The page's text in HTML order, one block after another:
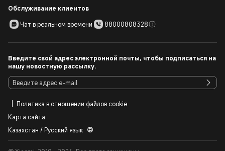
Обслуживание клиентов
Чат в реальном времени
88000808328
Введите свой адрес электронной почты, чтобы подписаться на
нашу новостную рассылку.
Политика в отношении файлов cookie
Карта сайта
Казахстан / Русский язык